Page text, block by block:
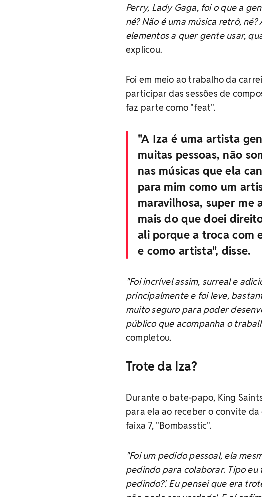
Perry, Lady Gaga, foi o que a
né? Não é uma música retrô,
elementos a quer gente usar,
explicou.
Foi em meio ao trabalho da
participar das sessões de
faz parte como "feat".
"A Iza é uma artista
muitas pessoas, não
nas músicas que ela
para mim como um
maravilhosa, super me
mais do que doei
ali porque a troca com
e como artista", disse.
"Foi incrível assim, surreal e
principalmente e foi leve,
muito seguro para poder
público que acompanha o
completou.
Trote da Iza?
Durante o bate-papo, King
para ela ao receber o convite
faixa 7, "Bombasstic".
"Foi um pedido pessoal, ela
pedindo para colaborar. Tipo eu
pedindo?'. Eu pensei que era